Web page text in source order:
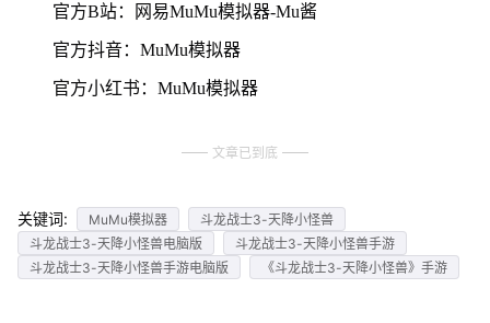
官方B站：网易MuMu模拟器-Mu酱
官方抖音：MuMu模拟器
官方小红书：MuMu模拟器
文章已到底
关键词: MuMu模拟器
斗龙战士3-天降小怪兽
斗龙战士3-天降小怪兽电脑版
斗龙战士3-天降小怪兽手游
斗龙战士3-天降小怪兽手游电脑版
《斗龙战士3-天降小怪兽》手游